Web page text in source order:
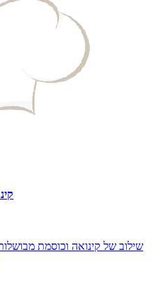
שילוב של קינואה וכוסמת